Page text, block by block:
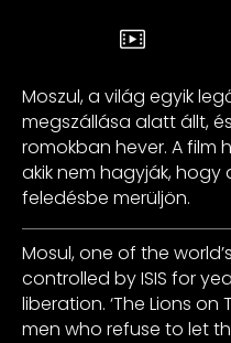
Moszul, a világ egyik
megszállása alatt állt,
romokban hever. A film
akik nem hagyják,
feledésbe merüljön.
Mosul, one of the
controlled by ISIS for
liberation. ‘The Lions on
men who refuse to let